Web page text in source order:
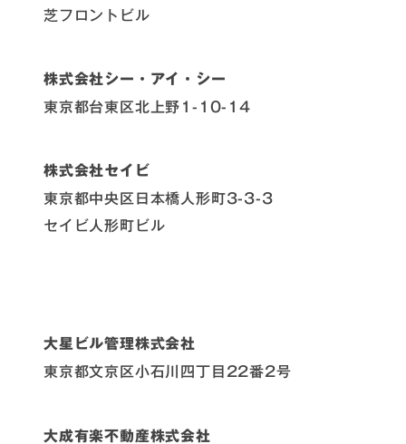
芝フロントビル
株式会社シー・アイ・シー
東京都台東区北上野1-10-14
株式会社セイビ
東京都中央区日本橋人形町3-3-3
セイビ人形町ビル
大星ビル管理株式会社
東京都文京区小石川四丁目22番2号
大成有楽不動産株式会社